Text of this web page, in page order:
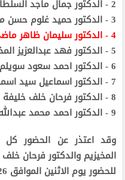
2 - الدكتور جمال ماجد السلطان السالم
3 - الدكتور حميد غلوم حسن محمد
4 - الدكتور سليمان ظاهر ماضي الحربش
5 - الدكتور فهد عبدالعزيز المخيزيم
6 - الدكتور احمد سعود سويلم فهد الحسيني
7 - الدكتور اسماعيل سيد اسماعيل بهبهاني
8 - الدكتور فرحان خلف خليفة الشمري
9 - الدكتور احمد محمد عبدالله الكندري
وقد اعتذر عن الحضور كل
المخيزيم والدكتور فرحان
للحضور يوم الاثنين الموافق 2009/10/26.